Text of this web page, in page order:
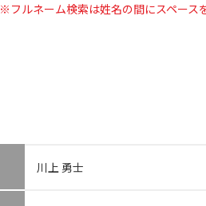
※フルネーム検索は姓名の間にスペース
川上 勇士